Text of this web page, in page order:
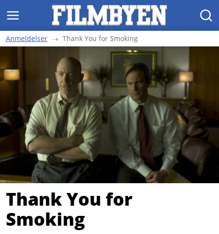
MENY SØK
Anmeldelser Thank You for Smoking
Thank You for
Smoking